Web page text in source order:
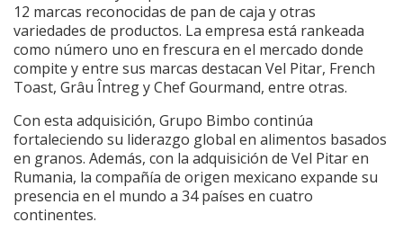
12 marcas reconocidas de pan de caja y otras
variedades de productos. La empresa está rankeada
como número uno en frescura en el mercado donde
compite y entre sus marcas destacan Vel Pitar, French
Toast, Grâu Întreg y Chef Gourmand, entre otras.
Con esta adquisición, Grupo Bimbo continúa
fortaleciendo su liderazgo global en alimentos basados
en granos. Además, con la adquisición de Vel Pitar en
Rumania, la compañía de origen mexicano expande su
presencia en el mundo a 34 países en cuatro
continentes.